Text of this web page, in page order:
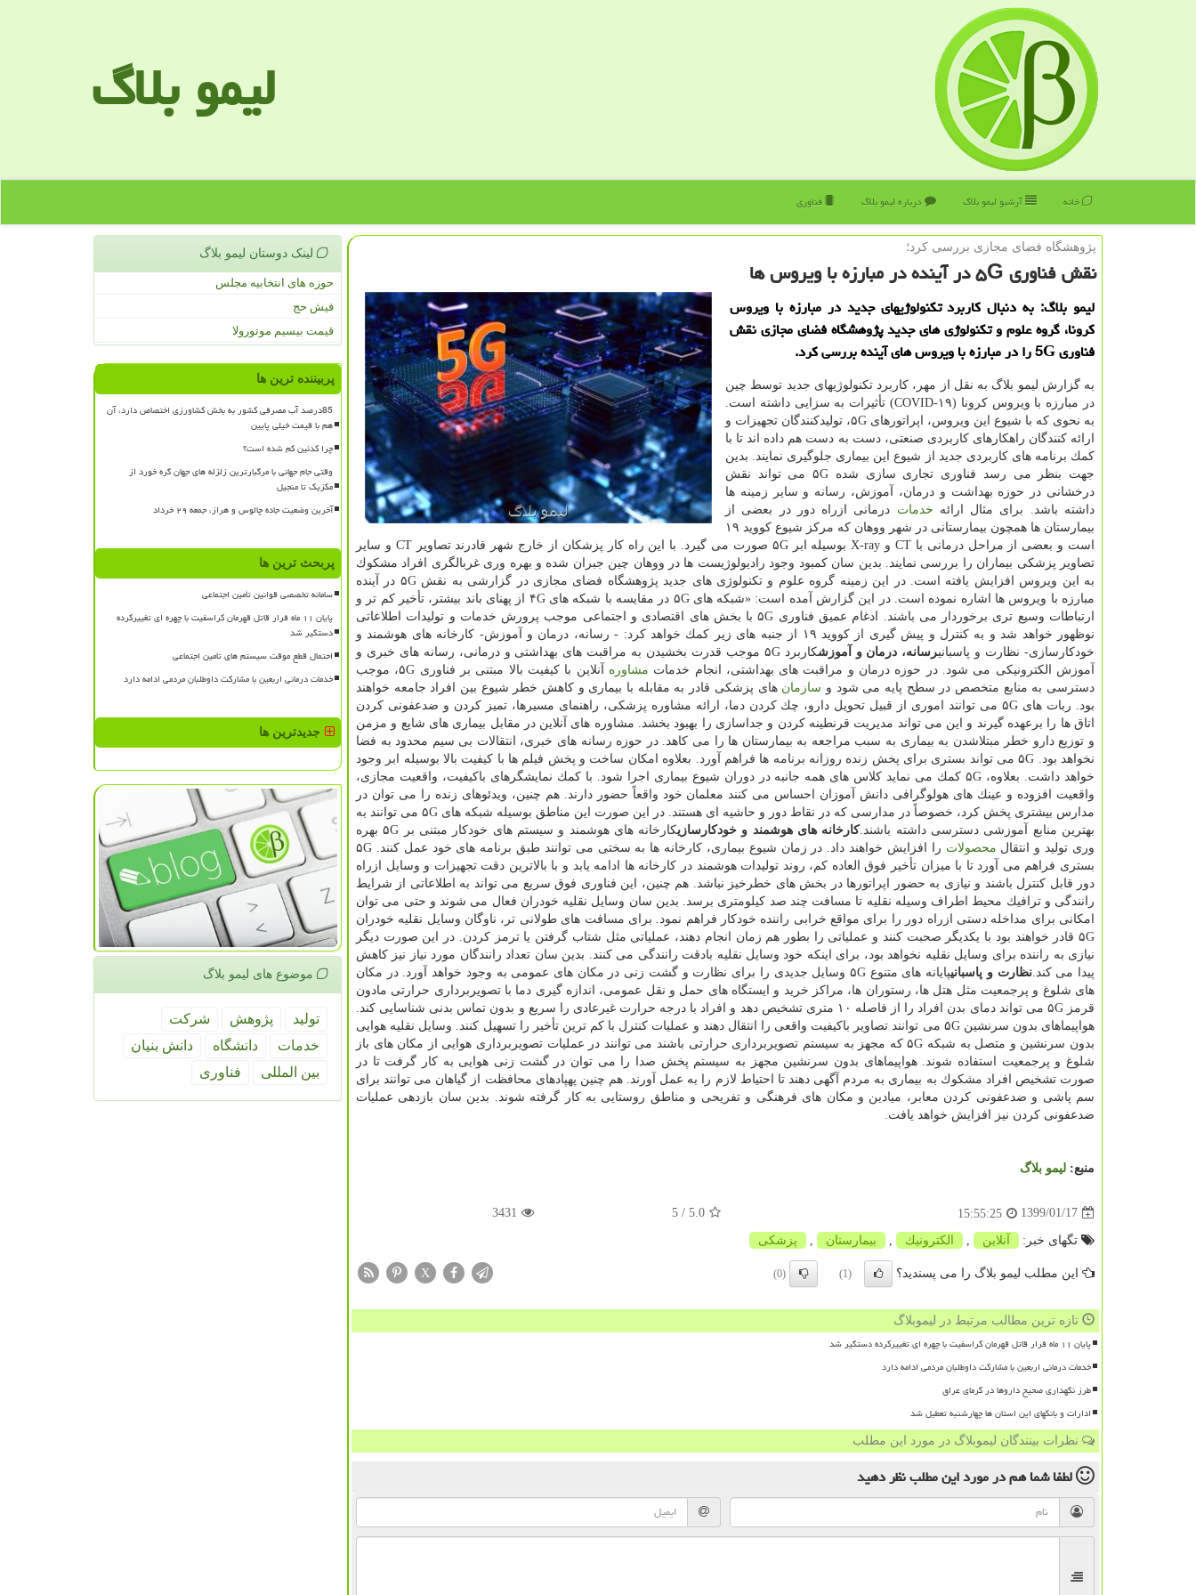
لیمو بلاگ
خانه آرشیو لیمو بلاگ درباره لیمو بلاگ فناوری
پژوهشگاه فضای مجازی بررسی كرد؛
نقش فناوری ۵G در آینده در مبارزه با ویروس ها
لیمو بلاگ: به دنبال كاربرد تكنولوژیهای جدید در مبارزه با ویروس
كرونا، گروه علوم و تكنولوژی های جدید پژوهشگاه فضای مجازی نقش
فناوری 5G را در مبارزه با ویروس های آینده بررسی كرد.
به گزارش لیمو بلاگ به نقل از مهر، كاربرد تكنولوژیهای جدید توسط چین
در مبارزه با ویروس كرونا (COVID-۱۹) تأثیرات به سزایی داشته است.
به نحوی كه با شیوع این ویروس، اپراتورهای ۵G، تولیدكنندگان تجهیزات و
ارائه كنندگان راهكارهای كاربردی صنعتی، دست به دست هم داده اند تا با
كمك برنامه های كاربردی جدید از شیوع این بیماری جلوگیری نمایند. بدین
جهت بنظر می رسد فناوری تجاری سازی شده ۵G می تواند نقش
درخشانی در حوزه بهداشت و درمان، آموزش، رسانه و سایر زمینه ها
داشته باشد. برای مثال ارائه خدمات درمانی ازراه دور در بعضی از
بیمارستان ها همچون بیمارستانی در شهر ووهان كه مركز شیوع كووید ۱۹
است و بعضی از مراحل درمانی با CT و X-ray بوسیله ابر ۵G صورت می گیرد. با این راه كار پزشكان از خارج شهر قادرند تصاویر CT و سایر
تصاویر پزشكی بیماران را بررسی نمایند. بدین سان كمبود وجود رادیولوژیست ها در ووهان چین جبران شده و بهره وری غربالگری افراد مشكوك
به این ویروس افزایش یافته است. در این زمینه گروه علوم و تكنولوژی های جدید پژوهشگاه فضای مجازی در گزارشی به نقش ۵G در آینده
مبارزه با ویروس ها اشاره نموده است. در این گزارش آمده است: «شبكه های ۵G در مقایسه با شبكه های ۴G از پهنای باند بیشتر، تأخیر كم تر و
ارتباطات وسیع تری برخوردار می باشند. ادغام عمیق فناوری ۵G با بخش های اقتصادی و اجتماعی موجب پرورش خدمات و تولیدات اطلاعاتی
نوظهور خواهد شد و به كنترل و پیش گیری از كووید ۱۹ از جنبه های زیر كمك خواهد كرد: - رسانه، درمان و آموزش- كارخانه های هوشمند و
خودكارسازی- نظارت و پاسبانیرسانه، درمان و آموزش
كاربرد ۵G موجب قدرت بخشیدن به مراقبت های بهداشتی و درمانی، رسانه های خبری و
آموزش الكترونیكی می شود. در حوزه درمان و مراقبت های بهداشتی، انجام خدمات مشاوره
آنلاین با كیفیت بالا مبتنی بر فناوری ۵G، موجب
دسترسی به منابع متخصص در سطح پایه می شود و سازمان های پزشكی قادر به مقابله با بیماری و كاهش خطر شیوع بین افراد جامعه خواهند
بود. ربات های ۵G می توانند اموری از قبیل تحویل دارو، چك كردن دما، ارائه مشاوره پزشكی، راهنمای مسیرها، تمیز كردن و ضدعفونی كردن
اتاق ها را برعهده گیرند و این می تواند مدیریت قرنطینه كردن و جداسازی را بهبود بخشد. مشاوره های آنلاین در مقابل بیماری های شایع و مزمن
و توزیع دارو خطر مبتلاشدن به بیماری به سبب مراجعه به بیمارستان ها را می كاهد. در حوزه رسانه های خبری، انتقالات بی سیم محدود به فضا
نخواهد بود. ۵G می تواند بستری برای پخش زنده روزانه برنامه ها فراهم آورد. بعلاوه امكان ساخت و پخش فیلم ها با كیفیت بالا بوسیله ابر وجود
خواهد داشت. بعلاوه، ۵G كمك می نماید كلاس های همه جانبه در دوران شیوع بیماری اجرا شود. با كمك نمایشگرهای باكیفیت، واقعیت مجازی،
واقعیت افزوده و عینك های هولوگرافی دانش آموزان احساس می كنند معلمان خود واقعاً حضور دارند. هم چنین، ویدئوهای زنده را می توان در
مدارس بیشتری پخش كرد، خصوصاً در مدارسی كه در نقاط دور و حاشیه ای هستند. در این صورت این مناطق بوسیله شبكه های ۵G می توانند به
بهترین منابع آموزشی دسترسی داشته باشند.كارخانه های هوشمند و خودكارسازی
كارخانه های هوشمند و سیستم های خودكار مبتنی بر ۵G بهره
وری تولید و انتقال محصولات
را افزایش خواهند داد. در زمان شیوع بیماری، كارخانه ها به سختی می توانند طبق برنامه های خود عمل كنند. ۵G
بستری فراهم می آورد تا با میزان تأخیر فوق العاده كم، روند تولیدات هوشمند در كارخانه ها ادامه یابد و با بالاترین دقت تجهیزات و وسایل ازراه
دور قابل كنترل باشند و نیازی به حضور اپراتورها در بخش های خطرخیز نباشد. هم چنین، این فناوری فوق سریع می تواند به اطلاعاتی از شرایط
رانندگی و ترافیك محیط اطراف وسیله نقلیه تا مسافت چند صد كیلومتری برسد. بدین سان وسایل نقلیه خودران فعال می شوند و حتی می توان
امكانی برای مداخله دستی ازراه دور را برای مواقع خرابی راننده خودكار فراهم نمود. برای مسافت های طولانی تر، ناوگان وسایل نقلیه خودران
۵G قادر خواهند بود با یكدیگر صحبت كنند و عملیاتی را بطور هم زمان انجام دهند، عملیاتی مثل شتاب گرفتن یا ترمز كردن. در این صورت دیگر
نیازی به راننده برای وسایل نقلیه نخواهد بود، برای اینكه خود وسایل نقلیه بادقت رانندگی می كنند. بدین سان تعداد رانندگان مورد نیاز نیز كاهش
پیدا می كند.نظارت و پاسبانی
پایانه های متنوع ۵G وسایل جدیدی را برای نظارت و گشت زنی در مكان های عمومی به وجود خواهد آورد. در مكان
های شلوغ و پرجمعیت مثل هتل ها، رستوران ها، مراكز خرید و ایستگاه های حمل و نقل عمومی، اندازه گیری دما با تصویربرداری حرارتی مادون
قرمز ۵G می تواند دمای بدن افراد را از فاصله ۱۰ متری تشخیص دهد و افراد با درجه حرارت غیرعادی را سریع و بدون تماس بدنی شناسایی كند.
هواپیماهای بدون سرنشین ۵G می توانند تصاویر باكیفیت واقعی را انتقال دهند و عملیات كنترل با كم ترین تأخیر را تسهیل كنند. وسایل نقلیه هوایی
بدون سرنشین و متصل به شبكه ۵G كه مجهز به سیستم تصویربرداری حرارتی باشند می توانند در عملیات تصویربرداری هوایی از مكان های باز
شلوغ و پرجمعیت استفاده شوند. هواپیماهای بدون سرنشین مجهز به سیستم پخش صدا را می توان در گشت زنی هوایی به كار گرفت تا در
صورت تشخیص افراد مشكوك به بیماری به مردم آگهی دهند تا احتیاط لازم را به عمل آورند. هم چنین پهپادهای محافظت از گیاهان می توانند برای
سم پاشی و ضدعفونی كردن معابر، میادین و مكان های فرهنگی و تفریحی و مناطق روستایی به كار گرفته شوند. بدین سان بازدهی عملیات
ضدعفونی كردن نیز افزایش خواهد یافت.
منبع: لیمو بلاگ
1399/01/17
15:55:25
5.0
/ 5
3431
تگهای خبر: آنلاین الكترونیك بیمارستان پزشكی
این مطلب لیمو بلاگ را می پسندید؟ (1)
(0)
X
تازه ترین مطالب مرتبط در لیموبلاگ
پایان ۱۱ ماه فرار قاتل قهرمان کراسفیت با چهره ای تغییرکرده دستگیر شد
خدمات درمانی اربعین با مشارکت داوطلبان مردمی ادامه دارد
طرز نگهداری صحیح داروها در گرمای عراق
ادارات و بانکهای این استان ها چهارشنبه تعطیل شد
نظرات بینندگان لیموبلاگ در مورد این مطلب
لطفا شما همدر مورد این مطلبنظر دهید
لینک دوستان لیمو بلاگ
حوزه های انتخابیه مجلس
فیش حج
قیمت بیسیم موتورولا
پربیننده ترین ها
85درصد آب مصرفی کشور به بخش کشاورزی اختصاص دارد، آن
هم با قیمت خیلی پایین
چرا کدئین کم شده است؟
وقتی جام جهانی با مرگبارترین زلزله های جهان گره خورد از
مکزیک تا منجیل
آخرین وضعیت جاده چالوس و هراز، جمعه ۲۹ خرداد
پربحث ترین ها
سامانه تخصصی قوانین تأمین اجتماعی
پایان ۱۱ ماه فرار قاتل قهرمان کراسفیت با چهره ای تغییرکرده
دستگیر شد
احتمال قطع موقت سیستم های تامین اجتماعی
خدمات درمانی اربعین با مشارکت داوطلبان مردمی ادامه دارد
جدیدترین ها
موضوع های لیمو بلاگ
تولید پژوهش
شركت
خدمات
دانشگاه
دانش بنیان
بین المللی
فناوری